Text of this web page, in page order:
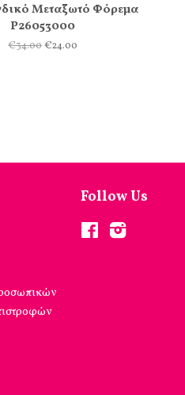
Μεταξωτό Φόρεμα
Ρ26053000
€34.00€24.00
Follow Us
Facebook